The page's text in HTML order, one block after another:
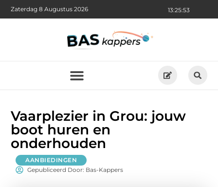
13:25:54
Zaterdag 8 Augustus 2026
Vaarplezier in Grou: jouw
boot huren en
onderhouden
AANBIEDINGEN
Gepubliceerd Door: Bas-Kappers